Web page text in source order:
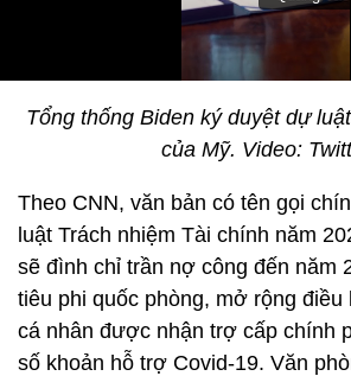
Tổng thống Biden ký duyệt dự
của Mỹ. Video:
Theo CNN, văn bản có tên gọi
luật Trách nhiệm Tài chính năm
sẽ đình chỉ trần nợ công đến năm
tiêu phi quốc phòng, mở rộng điều
cá nhân được nhận trợ cấp chính
số khoản hỗ trợ Covid-19. Văn